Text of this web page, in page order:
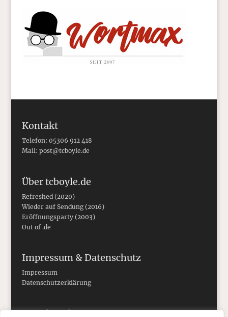
Kontakt
Telefon: 05306 912 418
Mail: post@tcboyle.de
Über tcboyle.de
Refreshed (2020)
Wieder auf Sendung (2016)
Eröffnungsparty (2003)
Out of .de
Impressum & Datenschutz
Impressum
Datenschutzerklärung
Social Media